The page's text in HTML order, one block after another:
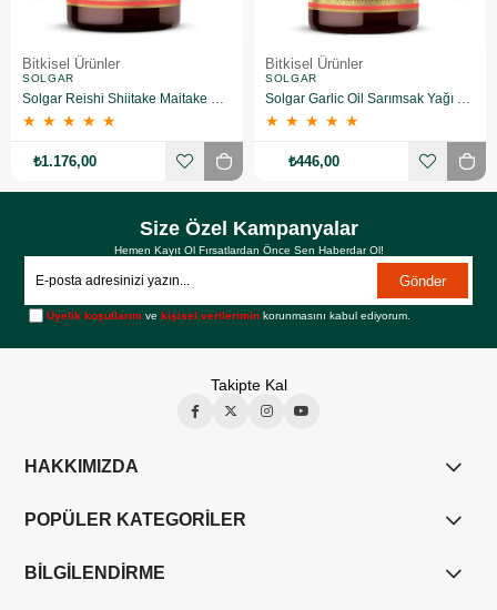
Bitkisel Ürünler
SOLGAR
Solgar Reishi Shiitake Maitake Mushroom Extract 50 Kapsül
★ ★ ★ ★ ★
₺1.176,00
Bitkisel Ürünler
SOLGAR
Solgar Garlic Oil Sarımsak Yağı 100 Kapsül
★ ★ ★ ★ ★
₺446,00
Size Özel Kampanyalar
Hemen Kayıt Ol Fırsatlardan Önce Sen Haberdar Ol!
Gönder
Üyelik koşullarını vekişisel verilerimin korunmasını kabul ediyorum.
Takipte Kal
HAKKIMIZDA
POPÜLER KATEGORİLER
BİLGİLENDİRME